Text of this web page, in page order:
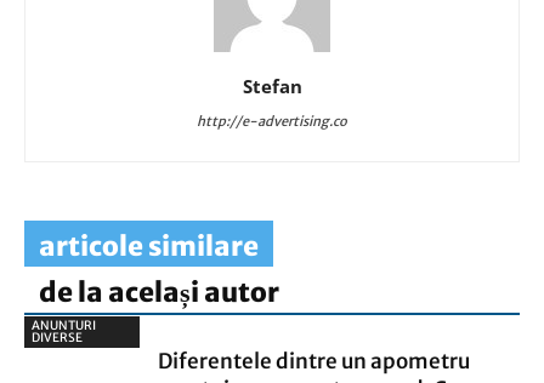
Stefan
http://e-advertising.co
articole similare
de la același autor
ANUNTURI
DIVERSE
Diferentele dintre un apometru